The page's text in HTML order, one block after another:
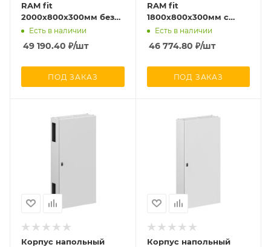
RAM fit
2000х800х300мм без
боков. вырезов DKC
R6NFW208030
Есть в наличии
49 190.40 ₽/шт
ПОД ЗАКАЗ
RAM fit
1800х800х300мм с
боков. вырезами DKC
R6NFW188030F
Есть в наличии
46 774.80 ₽/шт
ПОД ЗАКАЗ
Корпус напольный
Корпус напольный